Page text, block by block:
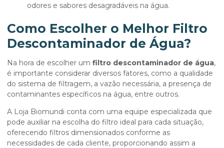
odores e sabores desagradáveis na água.
Como Escolher o Melhor Filtro
Descontaminador de Água?
Na hora de escolher um filtro descontaminador de água,
é importante considerar diversos fatores, como a qualidade
do sistema de filtragem, a vazão necessária, a presença de
contaminantes específicos na água, entre outros.
A Loja Biomundi conta com uma equipe especializada que
pode auxiliar na escolha do filtro ideal para cada situação,
oferecendo filtros dimensionados conforme as
necessidades de cada cliente, proporcionando assim a